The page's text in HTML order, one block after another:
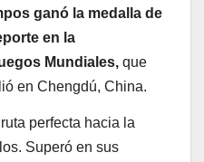
ganó la medalla de
en la
Mundiales, que
en Chengdú, China.
perfecta hacia la
Superó en sus